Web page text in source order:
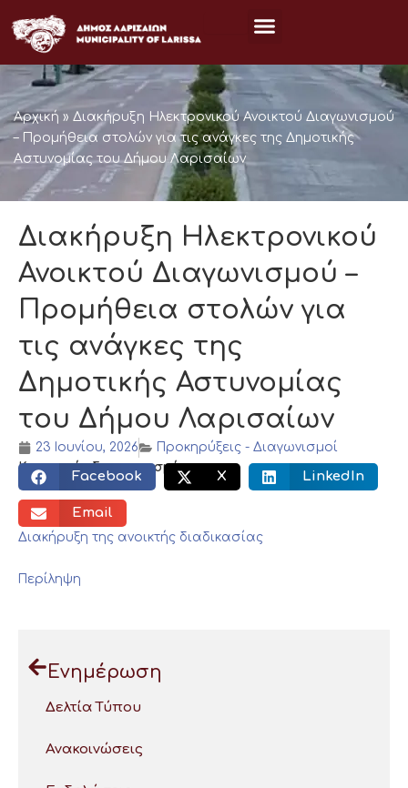
στο
περιεχόμενο
Αρχική » Διακήρυξη Ηλεκτρονικού Ανοικτού Διαγωνισμού
– Προμήθεια στολών για τις ανάγκες της Δημοτικής
Αστυνομίας του Δήμου Λαρισαίων
Διακήρυξη Ηλεκτρονικού
Ανοικτού Διαγωνισμού –
Προμήθεια στολών για
τις ανάγκες της
Δημοτικής Αστυνομίας
του Δήμου Λαρισαίων
23 Ιουνίου, 2026
Προκηρύξεις - Διαγωνισμοί
Κοινωνικός διαμοιρασμός:
Facebook X LinkedIn
Email
Διακήρυξη της ανοικτής διαδικασίας
Περίληψη
Ενημέρωση
Δελτία Τύπου
Ανακοινώσεις